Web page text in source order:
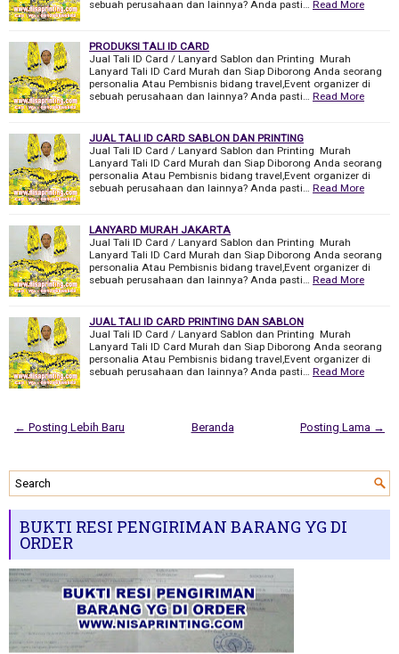
sebuah perusahaan dan lainnya? Anda pasti… Read More
PRODUKSI TALI ID CARD
Jual Tali ID Card / Lanyard Sablon dan Printing Murah
Lanyard Tali ID Card Murah dan Siap Diborong Anda seorang
personalia Atau Pembisnis bidang travel,Event organizer di
sebuah perusahaan dan lainnya? Anda pasti… Read More
JUAL TALI ID CARD SABLON DAN PRINTING
Jual Tali ID Card / Lanyard Sablon dan Printing Murah
Lanyard Tali ID Card Murah dan Siap Diborong Anda seorang
personalia Atau Pembisnis bidang travel,Event organizer di
sebuah perusahaan dan lainnya? Anda pasti… Read More
LANYARD MURAH JAKARTA
Jual Tali ID Card / Lanyard Sablon dan Printing Murah
Lanyard Tali ID Card Murah dan Siap Diborong Anda seorang
personalia Atau Pembisnis bidang travel,Event organizer di
sebuah perusahaan dan lainnya? Anda pasti… Read More
JUAL TALI ID CARD PRINTING DAN SABLON
Jual Tali ID Card / Lanyard Sablon dan Printing Murah
Lanyard Tali ID Card Murah dan Siap Diborong Anda seorang
personalia Atau Pembisnis bidang travel,Event organizer di
sebuah perusahaan dan lainnya? Anda pasti… Read More
← Posting Lebih Baru Posting Lama →
Beranda
BUKTI RESI PENGIRIMAN BARANG YG DI
ORDER